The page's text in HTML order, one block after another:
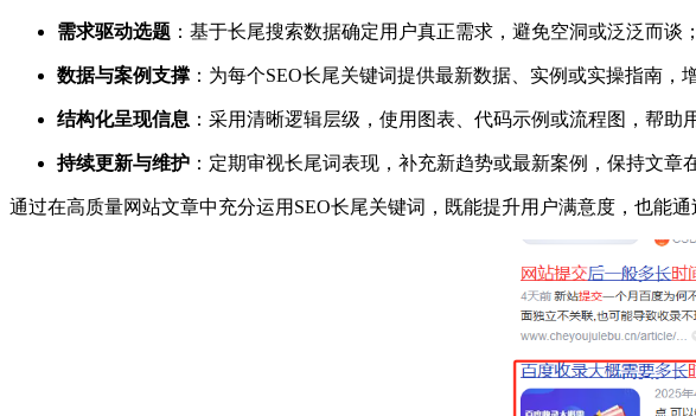
需求驱动选题 ：基于长尾搜索数据确定用户真正需求，避免空洞或泛泛而谈；
数据与案例支撑 ：为每个SEO长尾关键词提供最新数据、实例或实操指南，
结构化呈现信息 ：采用清晰逻辑层级，使用图表、代码示例或流程图，帮助
持续更新与维护 ：定期审视长尾词表现，补充新趋势或最新案例，保持文章
通过在高质量网站文章中充分运用SEO长尾关键词，既能提升用户满意度，也能